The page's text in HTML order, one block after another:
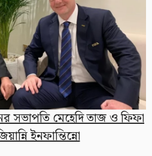
সভাপতি মেহেদি তাজ ও ফিফা
ইনফান্তিন্নো